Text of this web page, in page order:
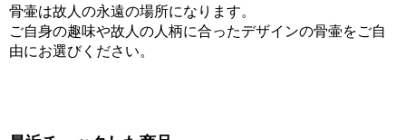
骨壷は故人の永遠の場所になります。
ご自身の趣味や故人の人柄に合ったデザインの骨壷をご自
由にお選びください。